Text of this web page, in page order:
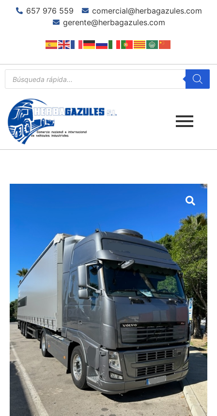
657 976 559
comercial@herbagazules.com
gerente@herbagazules.com